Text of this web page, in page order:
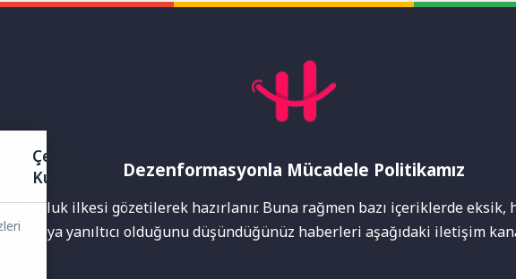
Dezenformasyonla Mücadele Politikamız
doğruluk ilkesi gözetilerek hazırlanır. Buna rağmen bazı içeriklerde
veya yanıltıcı olduğunu düşündüğünüz haberleri aşağıdaki iletişim
Çerez
Kullanımı